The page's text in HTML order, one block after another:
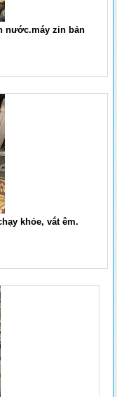
nước.máy zin bản
khỏe, vắt êm.